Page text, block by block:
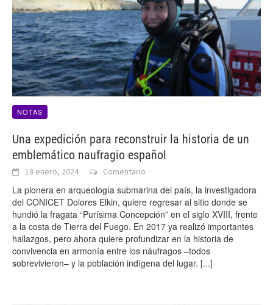
NOTAS
Una expedición para reconstruir la historia de un
emblemático naufragio español
18 enero, 2024 Comentario
La pionera en arqueología submarina del país, la investigadora
del CONICET Dolores Elkin, quiere regresar al sitio donde se
hundió la fragata “Purísima Concepción” en el siglo XVIII, frente
a la costa de Tierra del Fuego. En 2017 ya realizó importantes
hallazgos, pero ahora quiere profundizar en la historia de
convivencia en armonía entre los náufragos –todos
sobrevivieron– y la población indígena del lugar. [...]